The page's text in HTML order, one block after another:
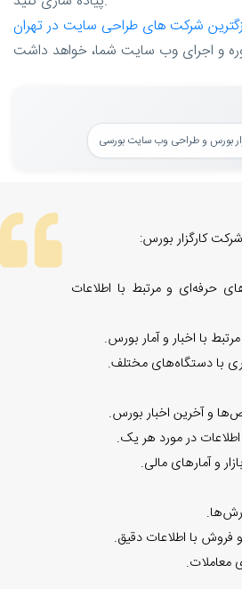
شرکت های طراحی سایت در تهران
بورس و طراحی وب سایت بورسی
کارگزار بورس:
حرفه‌ای و مرتبط با اطلاعات
با اخبار و آمار بورس.
با دستگاه‌های مختلف.
و آخرین اخبار بورس.
در مورد هر یک.
و آمارهای مالی.
با اطلاعات دقیق.
معاملات.